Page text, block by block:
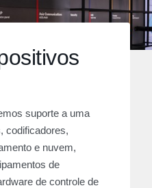
suporte a uma
codificadores,
e nuvem,
de
de controle de